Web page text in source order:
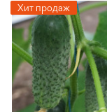
Хит продаж